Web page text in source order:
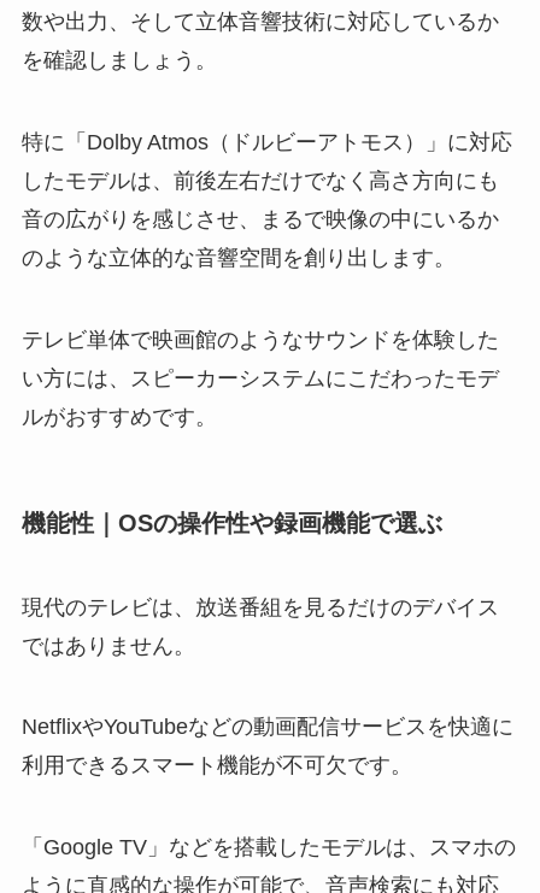
数や出力、そして立体音響技術に対応しているか
を確認しましょう。
特に「Dolby Atmos（ドルビーアトモス）」に対応
したモデルは、前後左右だけでなく高さ方向にも
音の広がりを感じさせ、まるで映像の中にいるか
のような立体的な音響空間を創り出します。
テレビ単体で映画館のようなサウンドを体験した
い方には、スピーカーシステムにこだわったモデ
ルがおすすめです。
機能性｜OSの操作性や録画機能で選ぶ
現代のテレビは、放送番組を見るだけのデバイス
ではありません。
NetflixやYouTubeなどの動画配信サービスを快適に
利用できるスマート機能が不可欠です。
「Google TV」などを搭載したモデルは、スマホの
ように直感的な操作が可能で、音声検索にも対応